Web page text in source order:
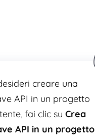
creare una
API in un progetto
fai clic su Crea
API in un progetto